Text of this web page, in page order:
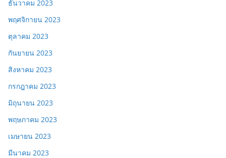
ธันวาคม 2023
พฤศจิกายน 2023
ตุลาคม 2023
กันยายน 2023
สิงหาคม 2023
กรกฎาคม 2023
มิถุนายน 2023
พฤษภาคม 2023
เมษายน 2023
มีนาคม 2023